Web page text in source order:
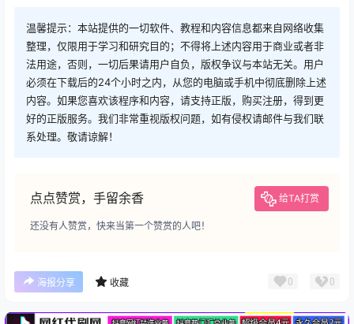
温馨提示：本站提供的一切软件、教程和内容信息都来自网络收集
整理，仅限用于学习和研究目的；不得将上述内容用于商业或者非
法用途，否则，一切后果请用户自负，版权争议与本站无关。用户
必须在下载后的24个小时之内，从您的电脑或手机中彻底删除上述
内容。如果您喜欢该程序和内容，请支持正版，购买注册，得到更
好的正版服务。我们非常重视版权问题，如有侵权请邮件与我们联
系处理。敬请谅解！
点点赞赏，手留余香 给TA打赏
还没有人赞赏，快来当第一个赞赏的人吧！
海报分享 收藏 0 0
广告